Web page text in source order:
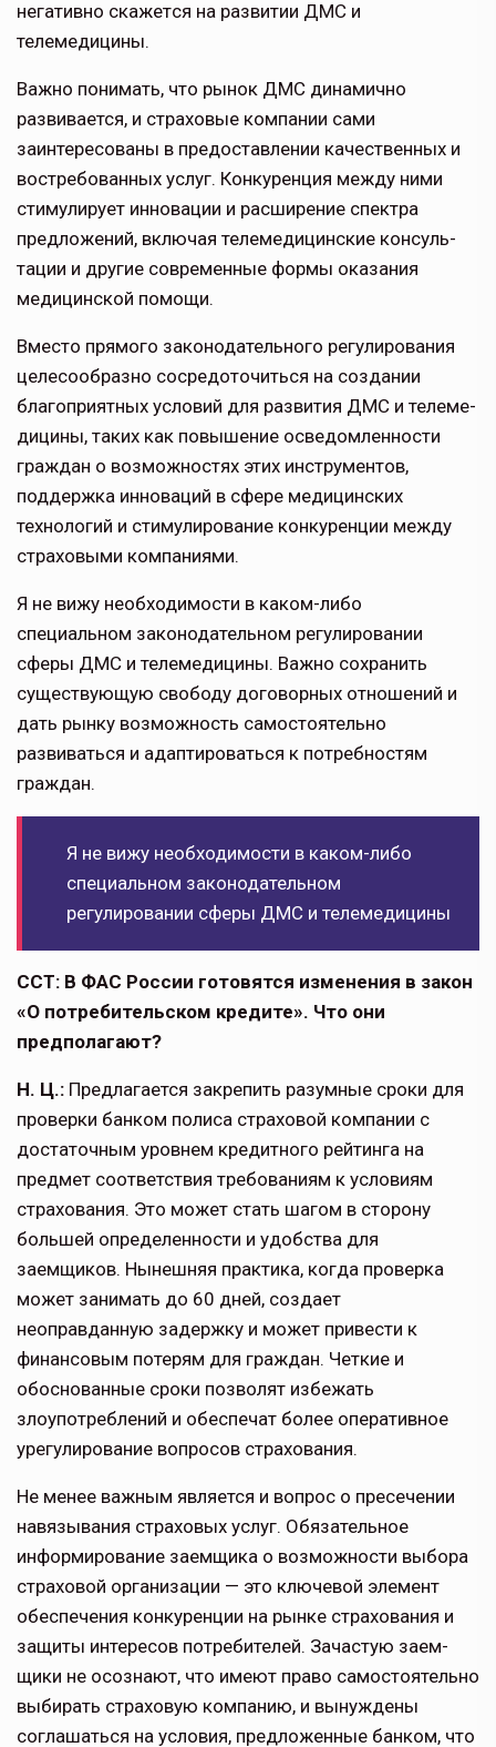
негативно скажет­ся на развитии ДМС и
телемедицины.
Важно понимать, что рынок ДМС динамично
развивается, и страхо­вые компании сами
заинтересова­ны в предоставлении качественных и
востребованных услуг. Конкуренция между ними
стимулирует инновации и расширение спектра
предложений, включая телемедицинские консуль­
тации и другие современные формы оказания
медицинской помощи.
Вместо прямого законодательного регулирования
целесообразно сосредо­точиться на создании
благоприятных условий для развития ДМС и телеме­
дицины, таких как повышение осве­домленности
граждан о возможностях этих инструментов,
поддержка иннова­ций в сфере медицинских
технологий и стимулирование конкуренции между
страховыми компаниями.
Я не вижу необходимости в каком-ли­бо
специальном законодательном регулировании
сферы ДМС и телеме­дицины. Важно сохранить
существую­щую свободу договорных отношений и
дать рынку возможность самостоятельно
развиваться и адапти­роваться к потребностям
граждан.
Я не вижу необходимости в каком-либо
специальном законодательном
регулировании сферы ДМС и телемедицины
ССТ: В ФАС России готовятся изменения в закон
«О потребительском кредите». Что они
предполагают?
Н. Ц.: Предлагается закрепить разумные сроки для
проверки банком полиса страховой компа­нии с
достаточным уровнем кредитного рейтинга на
предмет соответствия требованиям к условиям
страхования. Это может стать шагом в сторону
большей определенности и удобства для
заемщиков. Нынешняя практика, когда проверка
может зани­мать до 60 дней, создает
неоправданную задерж­ку и может привести к
финансовым потерям для граждан. Четкие и
обоснованные сроки позволят избежать
злоупотреблений и обеспечат более опе­ративное
урегулирование вопросов страхования.
Не менее важным является и вопрос о пресече­нии
навязывания страховых услуг. Обязательное
информирование заемщика о возможности выбора
страховой организации — это ключевой элемент
обеспечения конкуренции на рынке страхования и
защиты интересов потребителей. Зачастую заем­
щики не осознают, что имеют право самостоятель­но
выбирать страховую компанию, и вынуждены
соглашаться на условия, предложенные банком, что